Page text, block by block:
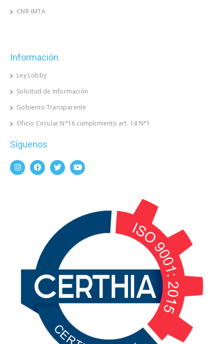
CNR-IMTA
Información
Ley Lobby
Solicitud de Información
Gobierno Transparente
Oficio Circular N°16 cumplimiento art. 14 N°1
Síguenos